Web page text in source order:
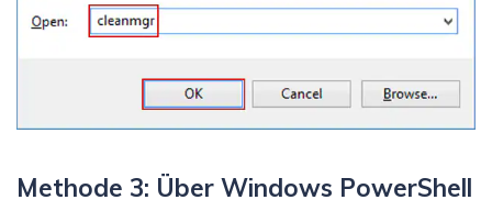
Methode 3: Über Windows PowerShell